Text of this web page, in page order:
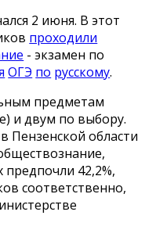
2 июня. В этот
проходили
- экзамен по
ОГЭ по русскому.
предметам
и двум по выбору.
Пензенской области
42,2%,
соответственно,